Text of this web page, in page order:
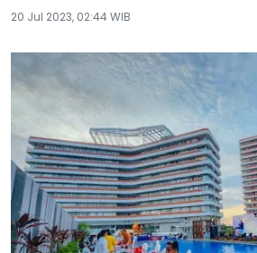
20 Jul 2023, 02:44 WIB